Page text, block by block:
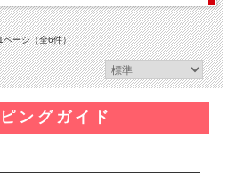
ページ（全6件）
ングガイド